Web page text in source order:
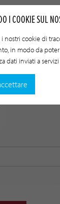
per la tua
I COOKIE SUL
nostri cookie di
in modo da
dati inviati a